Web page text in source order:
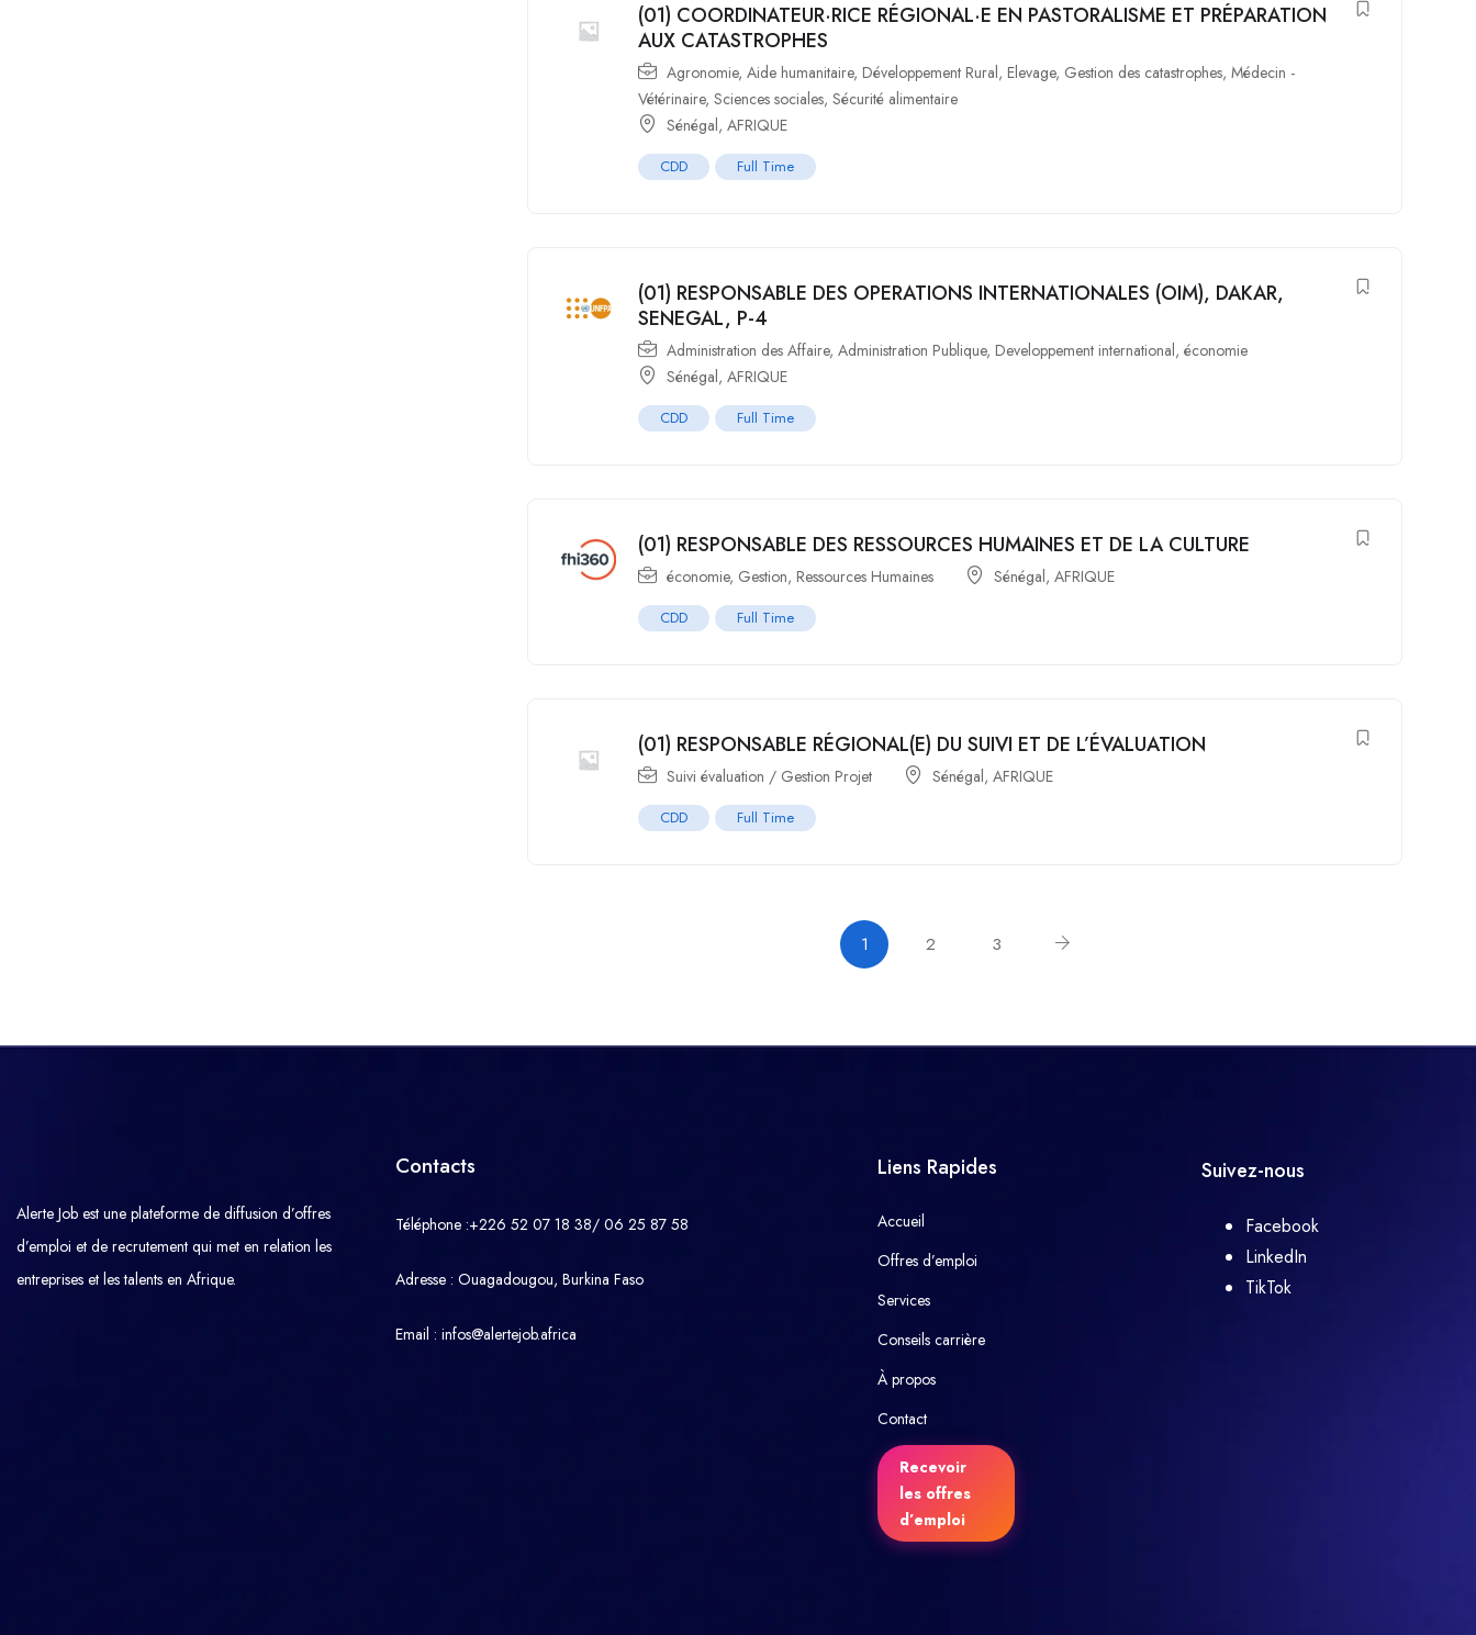
(01) COORDINATEUR·RICE RÉGIONAL·E EN PASTORALISME ET PRÉPARATION
AUX CATASTROPHES
Agronomie,Aide humanitaire, Développement Rural, Elevage, Gestion des catastrophes,Médecin -
Vétérinaire,Sciences sociales,Sécurité alimentaire
Sénégal,AFRIQUE
CDD Full Time
(01) RESPONSABLE DES OPERATIONS INTERNATIONALES (OIM), DAKAR,
SENEGAL, P-4
Administration des Affaire,Administration Publique, Developpement international,économie
Sénégal,AFRIQUE
CDD Full Time
(01) RESPONSABLE DES RESSOURCES HUMAINES ET DE LA CULTURE
économie, Gestion, Ressources Humaines Sénégal,AFRIQUE
CDD Full Time
(01) RESPONSABLE RÉGIONAL(E) DU SUIVI ET DE L’ÉVALUATION
Suivi évaluation / Gestion Projet Sénégal,AFRIQUE
CDD Full Time
1 2 3
Alerte Job est une plateforme de diffusion d’offres
d’emploi et de recrutement qui met en relation les
entreprises et les talents en Afrique.
Contacts
Téléphone :+226 52 07 18 38/ 06 25 87 58
Adresse : Ouagadougou, Burkina Faso
Email : infos@alertejob.africa
Liens Rapides
Accueil
Offres d’emploi
Services
Conseils carrière
À propos
Contact
Recevoir
les offres
d’emploi
Suivez-nous
Facebook
LinkedIn
TikTok